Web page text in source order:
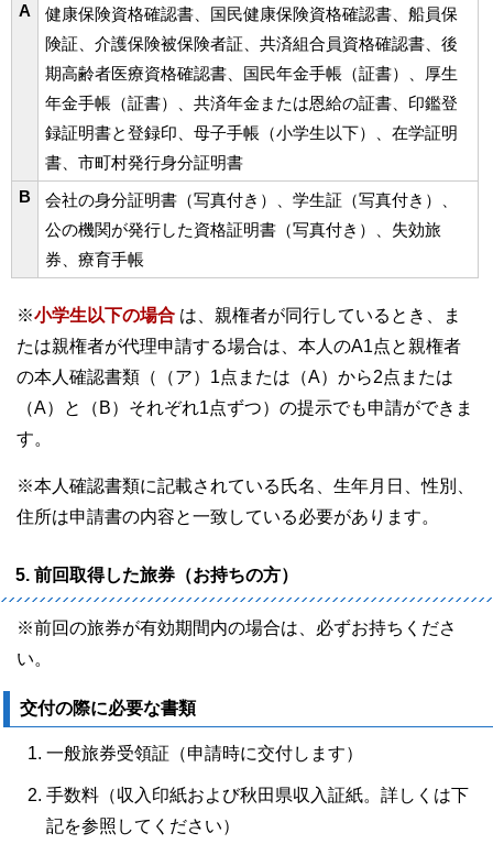
A
健康保険資格確認書、国民健康保険資格確認書、船員保
険証、介護保険被保険者証、共済組合員資格確認書、後
期高齢者医療資格確認書、国民年金手帳（証書）、厚生
年金手帳（証書）、共済年金または恩給の証書、印鑑登
録証明書と登録印、母子手帳（小学生以下）、在学証明
書、市町村発行身分証明書
B
会社の身分証明書（写真付き）、学生証（写真付き）、
公の機関が発行した資格証明書（写真付き）、失効旅
券、療育手帳
※小学生以下の場合 は、親権者が同行しているとき、ま
たは親権者が代理申請する場合は、本人のA1点と親権者
の本人確認書類（（ア）1点または（A）から2点または
（A）と（B）それぞれ1点ずつ）の提示でも申請ができま
す。
※本人確認書類に記載されている氏名、生年月日、性別、
住所は申請書の内容と一致している必要があります。
5. 前回取得した旅券（お持ちの方）
※前回の旅券が有効期間内の場合は、必ずお持ちくださ
い。
交付の際に必要な書類
一般旅券受領証（申請時に交付します）
手数料（収入印紙および秋田県収入証紙。詳しくは下
記を参照してください）